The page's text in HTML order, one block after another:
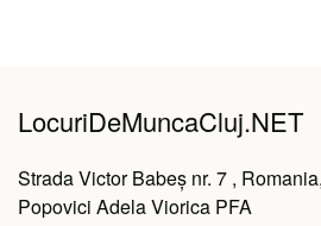
LocuriDeMuncaCluj.NET
Strada Victor Babeș nr. 7 ,
Popovici Adela Viorica PFA